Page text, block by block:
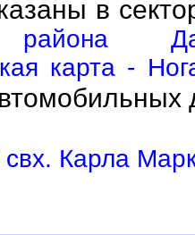
в
района
карта -
Карла